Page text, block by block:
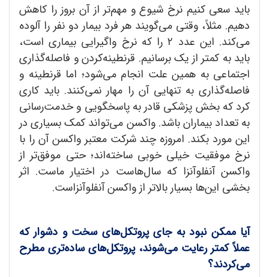
باید سعی کنیم نرخ شیوع و مهم‌تر از آن بروز را کاهش
دهیم. مثلاً، وقتی می‌گویند هر فرد بیمار دو نفر را آلوده
می‌کند. این عدد ۲ را که نرخ واگیرایی بیماری است،
باید به کمتر از یک برسانیم. قرنطینه‌کردن و فاصله‌گذاری
اجتماعی به همین علت انجام می‌شود؛ اما قرنطینه و
فاصله‌گذاری به تنهایی آن را مهار نمی‌کنند. باید کاری
کرد که بخش پزشکی قادر به پاسخگویی و خدمت‌رسانی
به تعداد بیماران باشد. واکسن می‌تواند کمک بسیاری در
این مورد بکند. امروزه چند شرکت معتبر واکسن آن را با
نرخ موفقیت خیلی خوبی ساخته‌اند؛ حتی موفق‌تر از
واکسن آنفلوآنزا که سال‌هاست در اختیار ماست. اثر
بخشی این‌ها بسیار بالاتر از واکسن آنفلوآنزاست.
آیا ممکن نبود به جای پروتکلهای سخت و دشوار که
عملاً کمتر رعایت میشوند، پروتکلهای سادهتری مطرح
میکردند؟